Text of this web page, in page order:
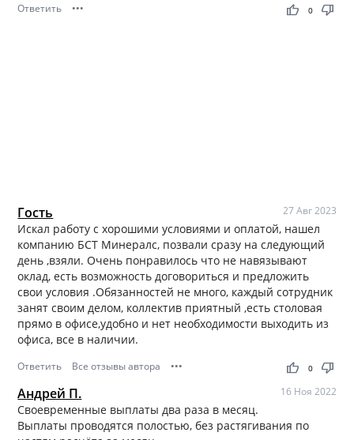
Ответить ••• thumb_up thumb_down
0
Гость 27 Авг 2023
Искал работу с хорошими условиями и оплатой, нашел
компанию БСТ Минералс, позвали сразу на следующий
день ,взяли. Очень понравилось что не навязывают
оклад, есть возможность договориться и предложить
свои условия .Обязанностей не много, каждый сотрудник
занят своим делом, коллектив приятный ,есть столовая
прямо в офисе,удобно и нет необходимости выходить из
офиса, все в наличии.
Ответить Все отзывы автора ••• thumb_up thumb_down
0
Андрей П. 16 Ноя 2022
Своевременные выплаты два раза в месяц.
Выплаты проводятся полостью, без растягивания по